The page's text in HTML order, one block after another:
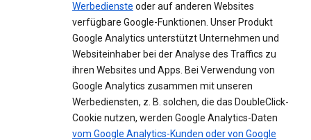
Werbedienste oder auf anderen Websites
verfügbare Google-Funktionen. Unser Produkt
Google Analytics unterstützt Unternehmen und
Websiteinhaber bei der Analyse des Traffics zu
ihren Websites und Apps. Bei Verwendung von
Google Analytics zusammen mit unseren
Werbediensten, z. B. solchen, die das DoubleClick-
Cookie nutzen, werden Google Analytics-Daten
vom Google Analytics-Kunden oder von Google